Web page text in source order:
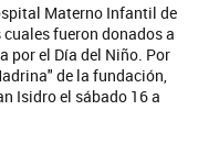
Materno Infantil de
fueron donados a
por el Día del Niño. Por
de la fundación,
Isidro el sábado 16 a